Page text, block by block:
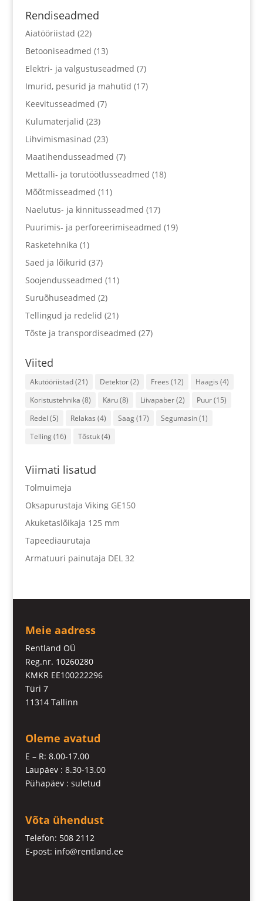
Rendiseadmed
Aiatööriistad (22)
Betooniseadmed (13)
Elektri- ja valgustuseadmed (7)
Imurid, pesurid ja mahutid (17)
Keevitusseadmed (7)
Kulumaterjalid (23)
Lihvimismasinad (23)
Maatihendusseadmed (7)
Mettalli- ja torutöötlusseadmed (18)
Mõõtmisseadmed (11)
Naelutus- ja kinnitusseadmed (17)
Puurimis- ja perforeerimiseadmed (19)
Rasketehnika (1)
Saed ja lõikurid (37)
Soojendusseadmed (11)
Suruõhuseadmed (2)
Tellingud ja redelid (21)
Tõste ja transpordiseadmed (27)
Viited
Akutööriistad(21) Detektor(2) Frees (12) Haagis (4)
Koristustehnika (8) Käru(8) Liivapaber(2) Puur(15)
Redel (5) Relakas (4) Saag(17) Segumasin(1)
Telling(16) Tõstuk(4)
Viimati lisatud
Tolmuimeja
Oksapurustaja Viking GE150
Akuketaslõikaja 125 mm
Tapeediaurutaja
Armatuuri painutaja DEL 32
Meie aadress
Rentland OÜ
Reg.nr. 10260280
KMKR EE100222296
Türi 7
11314 Tallinn
Oleme avatud
E – R: 8.00-17.00
Laupäev : 8.30-13.00
Pühapäev : suletud
Võta ühendust
Telefon: 508 2112
E-post: info@rentland.ee